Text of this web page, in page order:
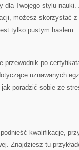
dla Twojego stylu
możesz skorzystać
tylko pustym hasłem.
przewodnik po
uznawanych
poradzić sobie ze
kwalifikacje,
Znajdziesz tu